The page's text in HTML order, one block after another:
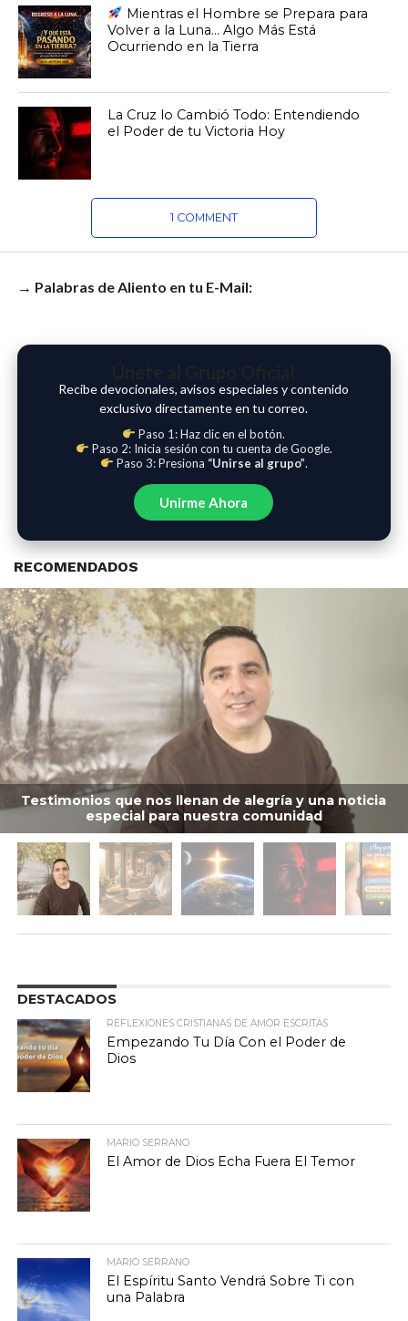
Mientras el Hombre se Prepara para
Volver a la Luna… Algo Más Está
Ocurriendo en la Tierra
La Cruz lo Cambió Todo: Entendiendo
el Poder de tu Victoria Hoy
1 COMMENT
→ Palabras de Aliento en tu E-Mail:
Recibe devocionales, avisos especiales y contenido
exclusivo directamente en tu correo.
Paso 1: Haz clic en el botón.
Paso 2: Inicia sesión con tu cuenta de Google.
Paso 3: Presiona “Unirse al grupo”.
Unirme Ahora
RECOMENDADOS
Testimonios que nos llenan de alegría y una noticia
especial para nuestra comunidad
DESTACADOS
REFLEXIONES CRISTIANAS DE AMOR ESCRITAS
Empezando Tu Día Con el Poder de
Dios
MARIO SERRANO
El Amor de Dios Echa Fuera El Temor
MARIO SERRANO
El Espíritu Santo Vendrá Sobre Ti con
una Palabra